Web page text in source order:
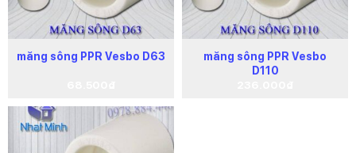
măng sông PPR Vesbo D63
măng sông PPR Vesbo
D110